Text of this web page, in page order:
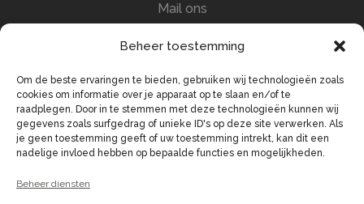
Beheer toestemming
Om de beste ervaringen te bieden, gebruiken wij technologieën zoals
cookies om informatie over je apparaat op te slaan en/of te
raadplegen. Door in te stemmen met deze technologieën kunnen wij
gegevens zoals surfgedrag of unieke ID's op deze site verwerken. Als
je geen toestemming geeft of uw toestemming intrekt, kan dit een
nadelige invloed hebben op bepaalde functies en mogelijkheden.
Beheer diensten
Mail ons
Bel ons